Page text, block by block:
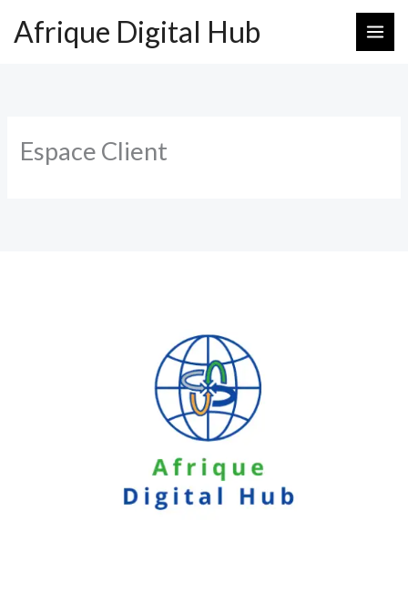
Afrique Digital Hub
Espace Client